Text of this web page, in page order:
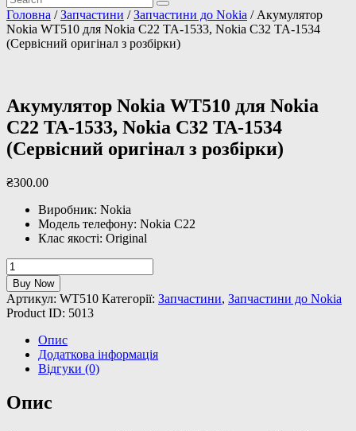
Головна /Запчастини /Запчастини до Nokia / Акумулятор
Nokia WT510 для Nokia C22 TA-1533, Nokia C32 TA-1534
(Сервісний оригінал з розбірки)
Акумулятор Nokia WT510 для Nokia
C22 TA-1533, Nokia C32 TA-1534
(Сервісний оригінал з розбірки)
₴300.00
Виробник: Nokia
Модель телефону: Nokia C22
Клас якості: Original
Акумулятор
Nokia
WT510
для
Nokia
C22
TA-
1533,
C32
TA-
Buy Now
Артикул: WT510 Категорії: Запчастини, Запчастини до Nokia
Product ID: 5013
Опис
Додаткова інформація
Відгуки (0)
Опис